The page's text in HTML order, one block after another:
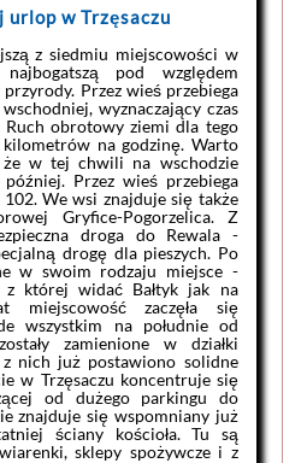
urlop w Trzęsaczu
z siedmiu miejscowości w
pod względem
Przez wieś przebiega
wyznaczający czas
obrotowy ziemi dla tego
na godzinę. Warto
że w tej chwili na wschodzie
Przez wieś przebiega
We wsi znajduje się także
Gryfice-Pogorzelica. Z
droga do Rewala -
drogę dla pieszych. Po
w swoim rodzaju miejsce -
z której widać Bałtyk jak na
zaczęła się
wszystkim na południe od
zamienione w działki
nich już postawiono solidne
w Trzęsaczu koncentruje się
od dużego parkingu do
znajduje się wspomniany już
ściany kościoła. Tu są
sklepy spożywcze i z